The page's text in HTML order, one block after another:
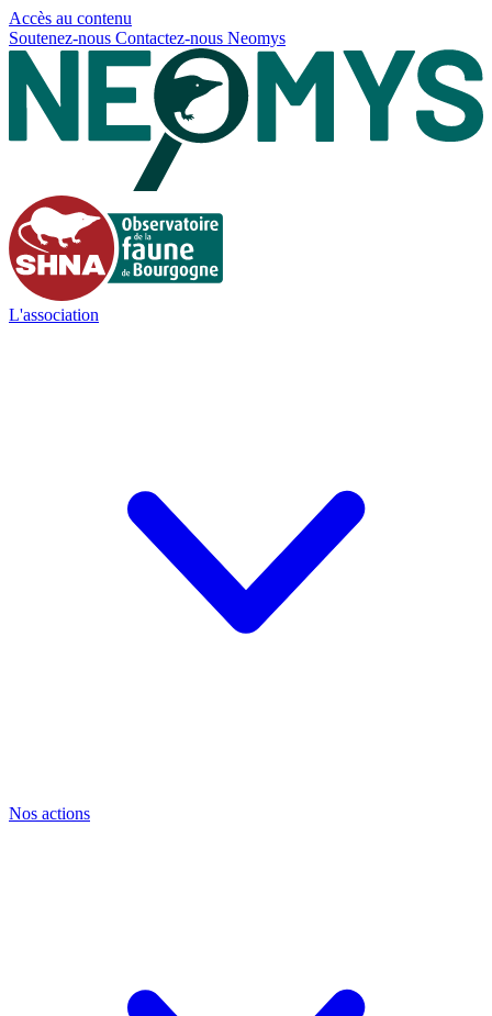
Accès au contenu
Soutenez-nous Contactez-nous Neomys
L'association
Nos actions
Panneau de gestion des cookies